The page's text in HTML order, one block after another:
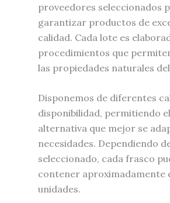
proveedores seleccionados
garantizar productos de
calidad. Cada lote es
procedimientos que
las propiedades naturales
Disponemos de diferentes
disponibilidad, permitiendo
alternativa que mejor se
necesidades. Dependiendo
seleccionado, cada frasco
contener aproximadamente
unidades.